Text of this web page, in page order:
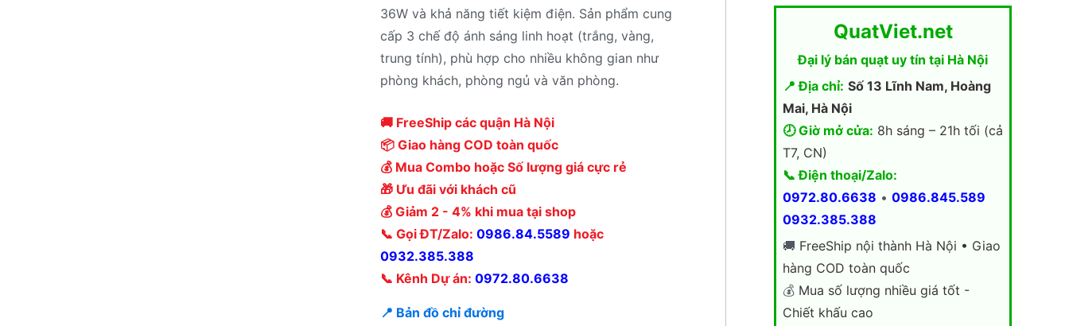
36W và khả năng tiết kiệm điện. Sản phẩm cung
cấp 3 chế độ ánh sáng linh hoạt (trắng, vàng,
trung tính), phù hợp cho nhiều không gian như
phòng khách, phòng ngủ và văn phòng.
🚚 FreeShip các quận Hà Nội
📦 Giao hàng COD toàn quốc
💰 Mua Combo hoặc Số lượng giá cực rẻ
🎁 Ưu đãi với khách cũ
💰 Giảm 2 - 4% khi mua tại shop
📞 Gọi ĐT/Zalo: 0986.84.5589 hoặc
0932.385.388
📞 Kênh Dự án: 0972.80.6638
📍 Bản đồ chỉ đường
QuatViet.net
Đại lý bán quạt uy tín tại Hà Nội
📍 Địa chỉ: Số 13 Lĩnh Nam, Hoàng
Mai, Hà Nội
🕗 Giờ mở cửa: 8h sáng – 21h tối (cả
T7, CN)
📞 Điện thoại/Zalo:
0972.80.6638 • 0986.845.589
0932.385.388
🚚 FreeShip nội thành Hà Nội • Giao
hàng COD toàn quốc
💰 Mua số lượng nhiều giá tốt -
Chiết khấu cao